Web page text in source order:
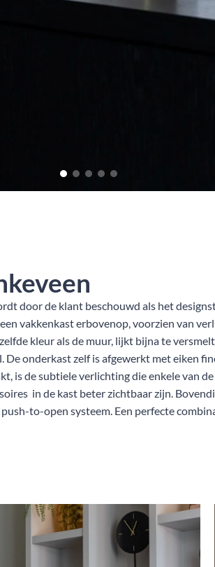
door de klant beschouwd als het
vakkenkast erbovenop, voorzien van
kleur als de muur, lijkt bijna te
De onderkast zelf is afgewerkt met eiken
is de subtiele verlichting die enkele van
in de kast beter zichtbaar zijn.
to-open systeem. Een perfecte